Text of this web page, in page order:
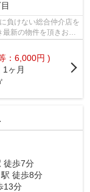
負けない総合仲介店を
最新の物件を頂きお客
：6,000円 )
1ヶ月
徒歩7分
駅 徒歩8分
13分